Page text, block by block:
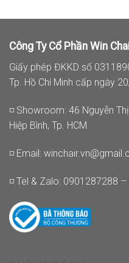
Công Ty Cổ Phần Win
Giấy phép ĐKKD số
Tp. Hồ Chí Minh cấp ngày
◽ Showroom: 46 Nguyễn
Hiệp Bình, Tp. HCM
◽ Email:
◽ Tel & Zalo: 0901287288